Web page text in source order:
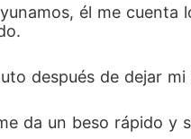
él me
después de dejar
da un beso rápido y